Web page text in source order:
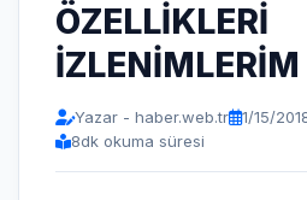
ÖZELLİKLERİ
İZLENİMLERİM
Yazar - haber.web.tr
1/15/
8dk okuma süresi